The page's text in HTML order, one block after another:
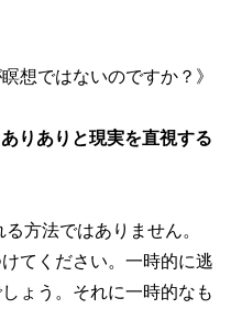
想ではないのですか？》
りありと現実を直視する
方法ではありません。
てください。一時的に逃
ょう。それに一時的なも